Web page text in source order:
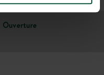
Ouverture